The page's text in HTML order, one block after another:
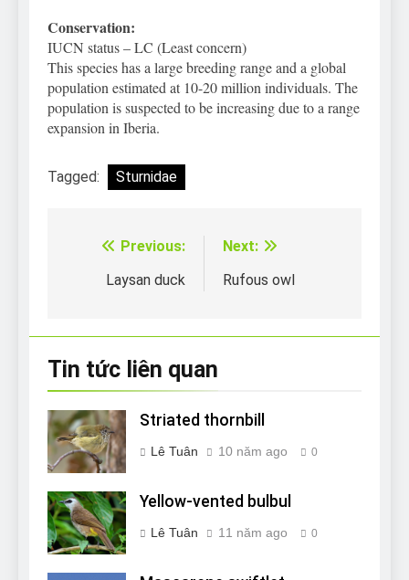
Conservation:
IUCN status – LC (Least concern)
This species has a large breeding range and a global
population estimated at 10-20 million individuals. The
population is suspected to be increasing due to a range
expansion in Iberia.
Tagged: Sturnidae
Điều
hướng
Previous:
Laysan duck
Next:
Rufous owl
Tin tức liên quan
Striated thornbill
Lê Tuân 10 năm ago 0
Yellow-vented bulbul
Lê Tuân 11 năm ago 0